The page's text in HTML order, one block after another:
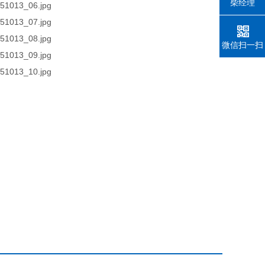
柴经理
微信扫一扫